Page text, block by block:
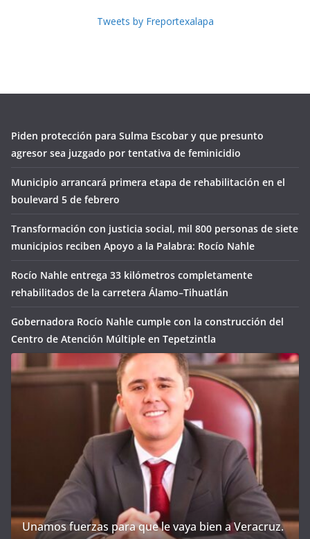
Tweets by Freportexalapa
Piden protección para Sulma Escobar y que presunto
agresor sea juzgado por tentativa de feminicidio
Municipio arrancará primera etapa de rehabilitación en el
boulevard 5 de febrero
Transformación con justicia social, mil 800 personas de siete
municipios reciben Apoyo a la Palabra: Rocío Nahle
Rocío Nahle entrega 33 kilómetros completamente
rehabilitados de la carretera Álamo–Tihuatlán
Gobernadora Rocío Nahle cumple con la construcción del
Centro de Atención Múltiple en Tepetzintla
Unamos fuerzas para que le vaya bien a Veracruz.